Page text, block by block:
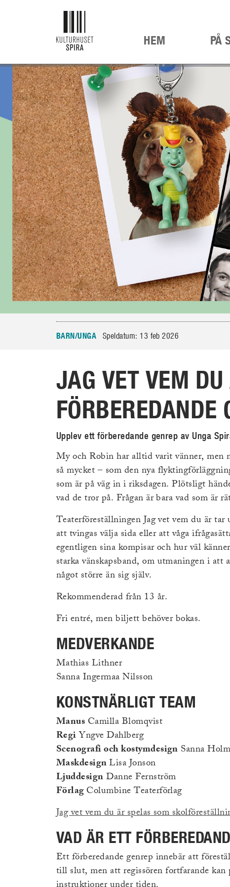
HEM PÅ
BARN/UNGA Speldatum: 13 feb 2026
JAG VET VEM
FÖRBEREDANDE
Upplev ett förberedande genrep av Unga
My och Robin har alltid varit vänner, men
så mycket – som den nya
som är på väg in i riksdagen. Plötsligt
vad de tror på. Frågan är bara vad som är
Teaterföreställningen Jag vet vem du är
att tvingas välja sida eller att våga
egentligen sina kompisar och hur väl
starka vänskapsband, om utmaningen i att
något större än sig själv.
Rekommenderad från 13 år.
Fri entré, men biljett behöver bokas.
MEDVERKANDE
Mathias Lithner
Sanna Ingermaa Nilsson
KONSTNÄRLIGT TEAM
Manus Camilla Blomqvist
RegiYngve Dahlberg
Scenografi och kostymdesign Sanna
MaskdesignLisa Jonson
LjuddesignDanne Fernström
FörlagColumbine Teaterförlag
Jag vet vem du är spelas som
VAD ÄR ETT
Ett förberedande genrep innebär att
till slut, men att regissören fortfarande kan